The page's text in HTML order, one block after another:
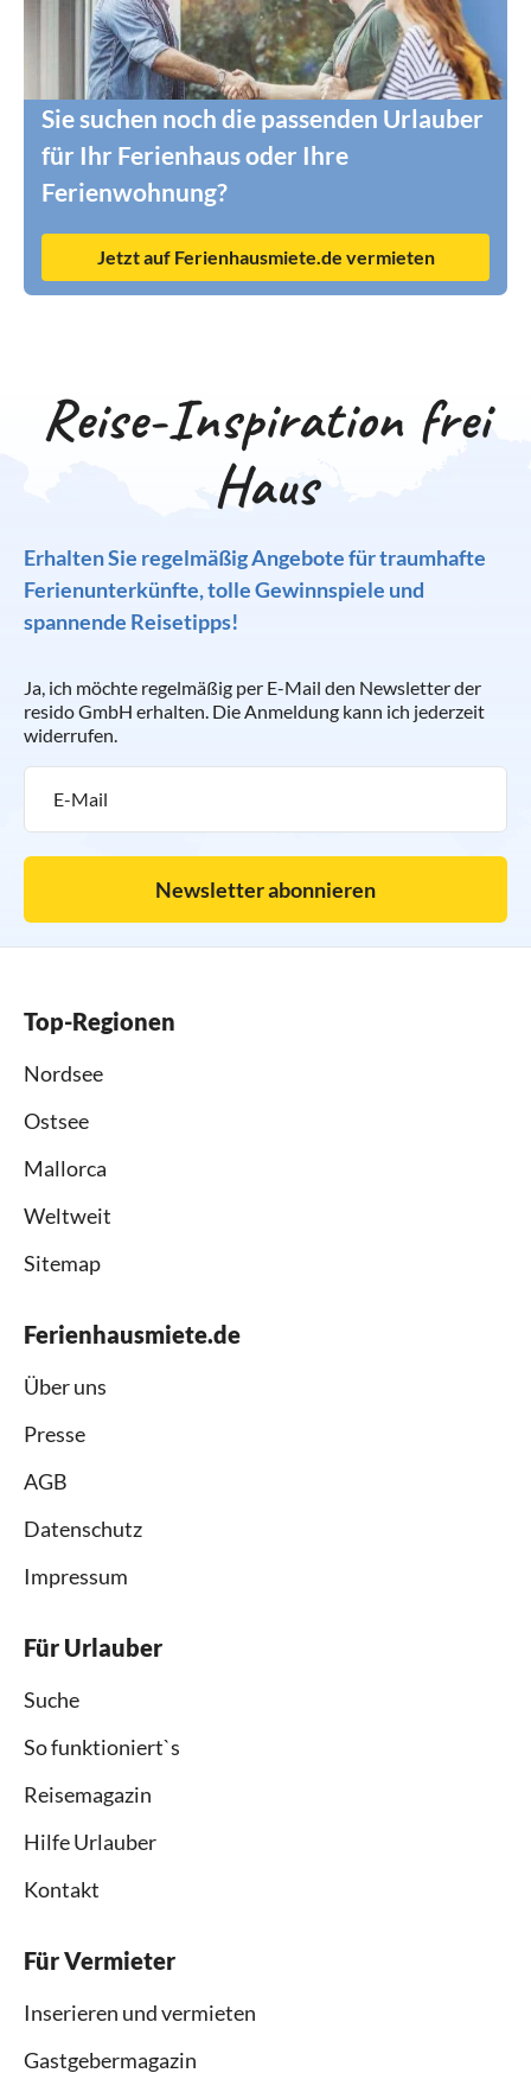
Sie suchen noch die passenden Urlauber
für Ihr Ferienhaus oder Ihre
Ferienwohnung?
Jetzt auf Ferienhausmiete.de vermieten
Reise-Inspiration frei
Haus
Erhalten Sie regelmäßig Angebote für traumhafte
Ferienunterkünfte, tolle Gewinnspiele und
spannende Reisetipps!
Ja, ich möchte regelmäßig per E-Mail den Newsletter der
resido GmbH erhalten. Die Anmeldung kann ich jederzeit
widerrufen.
Newsletter abonnieren
Top-Regionen
Nordsee
Ostsee
Mallorca
Weltweit
Sitemap
Ferienhausmiete.de
Über uns
Presse
AGB
Datenschutz
Impressum
Für Urlauber
Suche
So funktioniert`s
Reisemagazin
Hilfe Urlauber
Kontakt
Für Vermieter
Inserieren und vermieten
Gastgebermagazin